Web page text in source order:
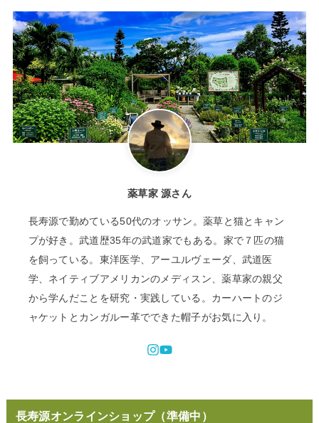
薬草家 源さん
長寿源で勤めている50代のオッサン。薬草と猫とキャン
プが好き。武道歴35年の武道家でもある。家で７匹の猫
を飼っている。東洋医学、アーユルヴェーダ、武道医
学、ネイティブアメリカンのメディスン、薬草家の親父
から学んだことを研究・実践している。カーハートのジ
ャケットとカンガルー革でできた帽子がお気に入り。
長寿源オンラインショップ（準備中）